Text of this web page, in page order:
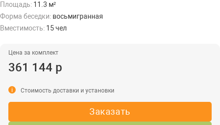
Площадь: 11.3 м²
Форма беседки: восьмигранная
Вместимость: 15 чел
Цена за комплект
361 144 р
Заказать
i Стоимость доставки и установки